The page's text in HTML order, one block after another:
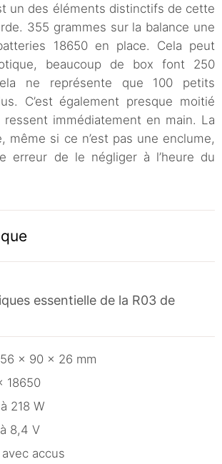
un des éléments distinctifs de cette
355 grammes sur la balance une
18650 en place. Cela peut
beaucoup de box font 250
ne représente que 100 petits
C’est également presque moitié
immédiatement en main. La
même si ce n’est pas une enclume,
erreur de le négliger à l’heure du
essentielle de la R03 de
x 90 x 26 mm
18650
218 W
8,4 V
accus